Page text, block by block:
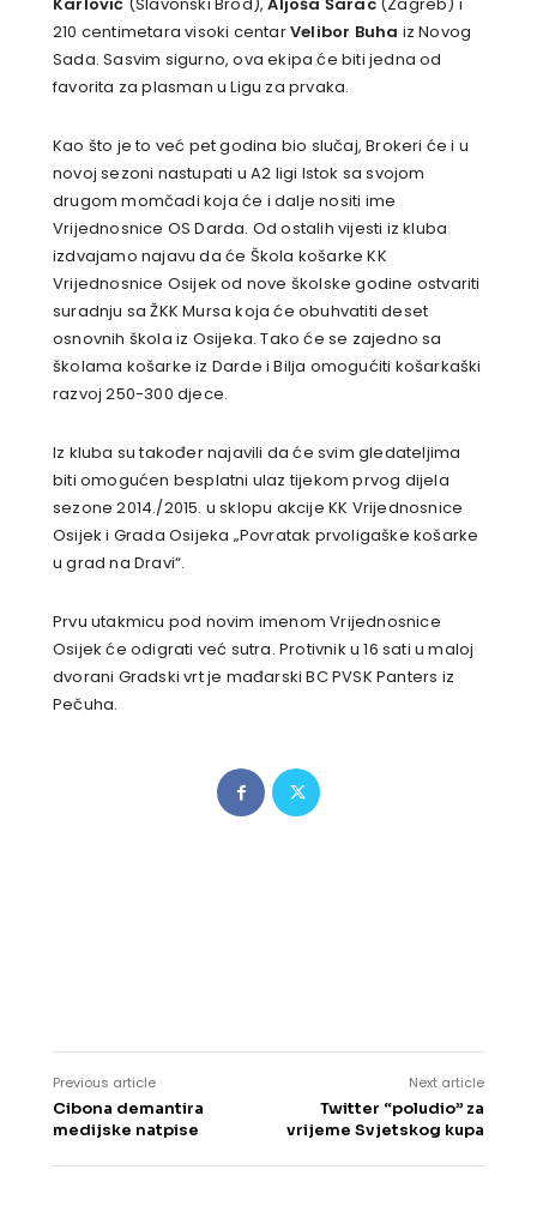
210 centimetara visoki centarVelibor Buha iz Novog
Sada. Sasvim sigurno, ova ekipa će biti jedna od
favorita za plasman u Ligu za prvaka.
Kao što je to već pet godina bio slučaj, Brokeri će i u
novoj sezoni nastupati u A2 ligi Istok sa svojom
drugom momčadi koja će i dalje nositi ime
Vrijednosnice OS Darda. Od ostalih vijesti iz kluba
izdvajamo najavu da će Škola košarke KK
Vrijednosnice Osijek od nove školske godine ostvariti
suradnju sa ŽKK Mursa koja će obuhvatiti deset
osnovnih škola iz Osijeka. Tako će se zajedno sa
školama košarke iz Darde i Bilja omogućiti košarkaški
razvoj 250-300 djece.
Iz kluba su također najavili da će svim gledateljima
biti omogućen besplatni ulaz tijekom prvog dijela
sezone 2014./2015. u sklopu akcije KK Vrijednosnice
Osijek i Grada Osijeka „Povratak prvoligaške košarke
u grad na Dravi“.
Prvu utakmicu pod novim imenom Vrijednosnice
Osijek će odigrati već sutra. Protivnik u 16 sati u maloj
dvorani Gradski vrt je mađarski BC PVSK Panters iz
Pečuha.
Previous article
Cibona demantira
medijske natpise
Next article
Twitter “poludio” za
vrijeme Svjetskog kupa